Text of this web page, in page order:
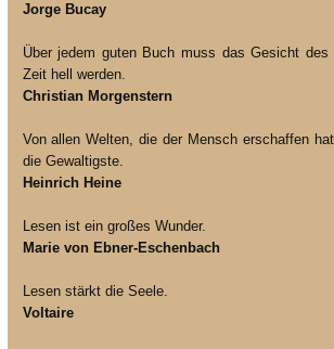
Jorge Bucay
Über jedem guten Buch muss das Gesicht
Zeit hell werden.
Christian Morgenstern
Von allen Welten, die der Mensch erschaffen
die Gewaltigste.
Heinrich Heine
Lesen ist ein großes Wunder.
Marie von Ebner-Eschenbach
Lesen stärkt die Seele.
Voltaire